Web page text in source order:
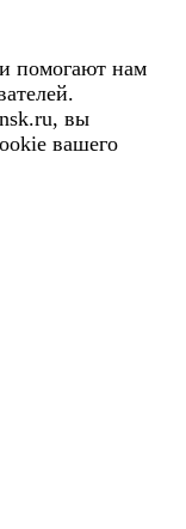
помогают нам
вы
вашего